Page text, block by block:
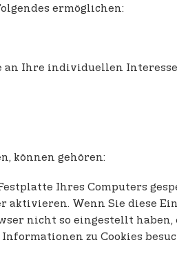
ermöglichen:
Ihre individuellen
können gehören:
Ihres Computers
Wenn Sie diese
nicht so eingestellt haben,
zu Cookies